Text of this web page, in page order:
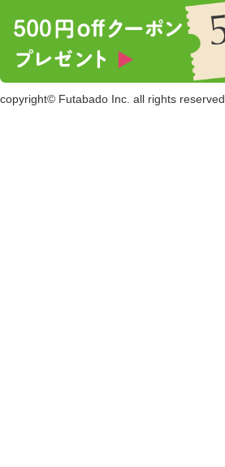
copyright© Futabado Inc. all rights reserved.